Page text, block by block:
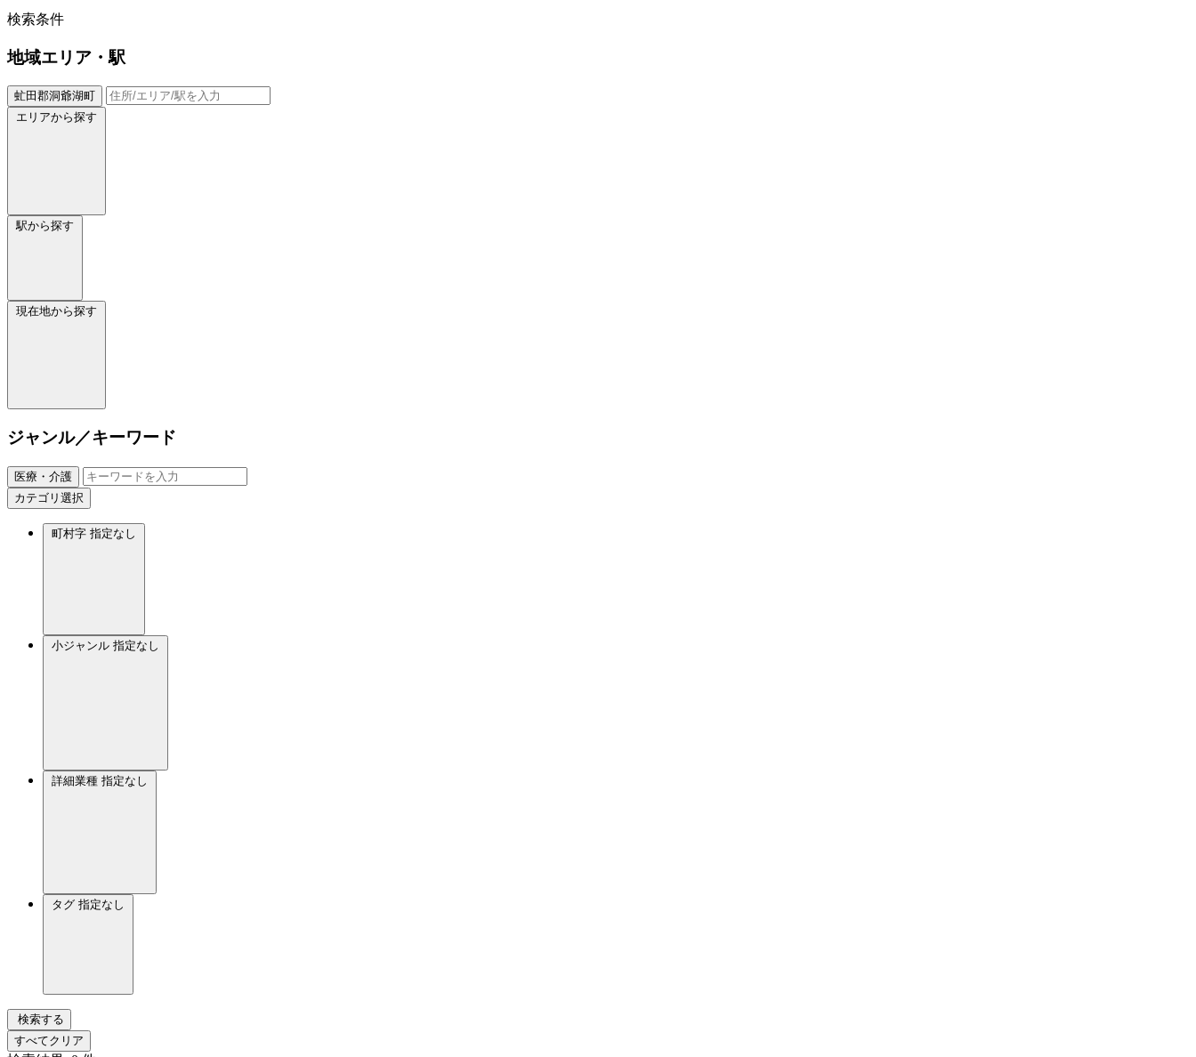
検索条件
地域エリア・駅
虻田郡洞爺湖町
エリアから探す
駅から探す
現在地から探す
ジャンル／キーワード
医療・介護
カテゴリ選択
町村字 指定なし
小ジャンル 指定なし
詳細業種 指定なし
タグ 指定なし
検索する
すべてクリア